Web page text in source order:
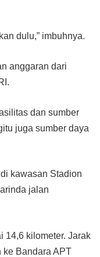
dulu,” imbuhnya.
anggaran dari
dan sumber
juga sumber daya
kawasan Stadion
jalan
14,6 kilometer. Jarak
ke Bandara APT